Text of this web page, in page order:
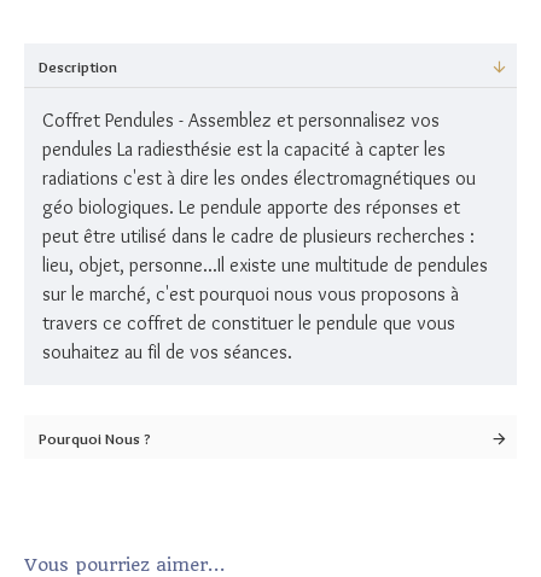
Description
Coffret Pendules - Assemblez et personnalisez vos
pendules La radiesthésie est la capacité à capter les
radiations c'est à dire les ondes électromagnétiques ou
géo biologiques. Le pendule apporte des réponses et
peut être utilisé dans le cadre de plusieurs recherches :
lieu, objet, personne...Il existe une multitude de pendules
sur le marché, c'est pourquoi nous vous proposons à
travers ce coffret de constituer le pendule que vous
souhaitez au fil de vos séances.
Pourquoi Nous ?
Vous pourriez aimer...